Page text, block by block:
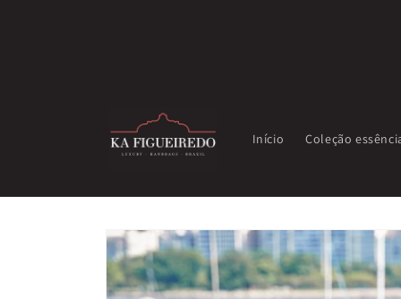
Início Coleção
as
informações
do produto